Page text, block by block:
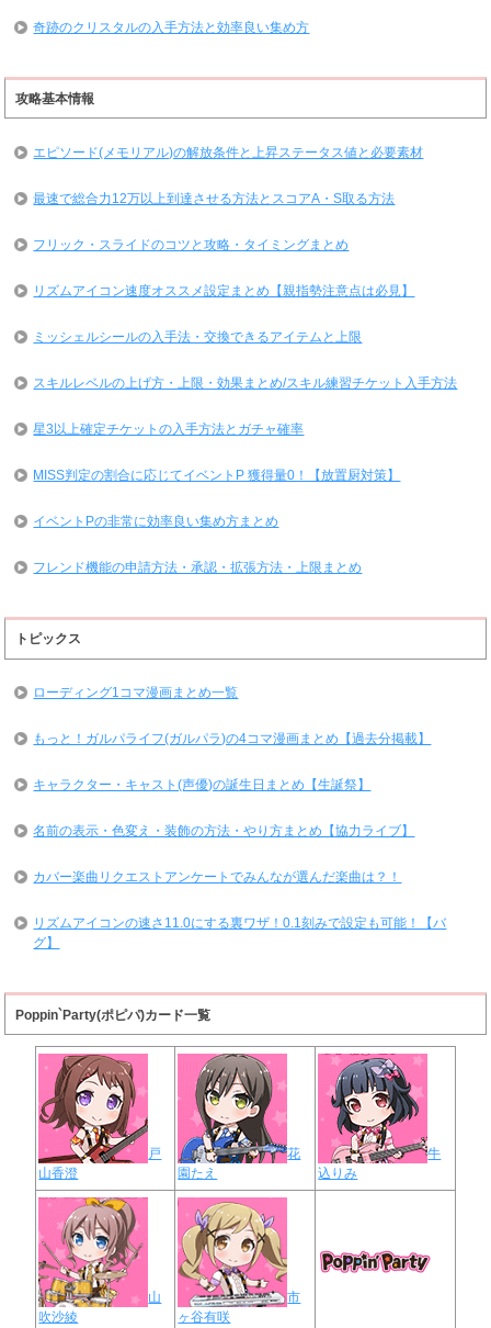
奇跡のクリスタルの入手方法と効率良い集め方
攻略基本情報
エピソード(メモリアル)の解放条件と上昇ステータス値と必要素材
最速で総合力12万以上到達させる方法とスコアA・S取る方法
フリック・スライドのコツと攻略・タイミングまとめ
リズムアイコン速度オススメ設定まとめ【親指勢注意点は必見】
ミッシェルシールの入手法・交換できるアイテムと上限
スキルレベルの上げ方・上限・効果まとめ/スキル練習チケット入手方法
星3以上確定チケットの入手方法とガチャ確率
MISS判定の割合に応じてイベントP 獲得量0！【放置厨対策】
イベントPの非常に効率良い集め方まとめ
フレンド機能の申請方法・承認・拡張方法・上限まとめ
トピックス
ローディング1コマ漫画まとめ一覧
もっと！ガルパライフ(ガルパラ)の4コマ漫画まとめ【過去分掲載】
キャラクター・キャスト(声優)の誕生日まとめ【生誕祭】
名前の表示・色変え・装飾の方法・やり方まとめ【協力ライブ】
カバー楽曲リクエストアンケートでみんなが選んだ楽曲は？！
リズムアイコンの速さ11.0にする裏ワザ！0.1刻みで設定も可能！【バ
グ】
Poppin`Party(ポピパ)カード一覧
戸
山香澄
花
園たえ
牛
込りみ
山
吹沙綾
市
ヶ谷有咲